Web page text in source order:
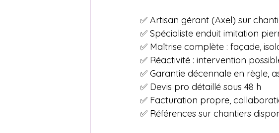
✅ Artisan gérant (Axel) sur
✅ Spécialiste enduit imitation
✅ Maîtrise complète : façade,
✅ Réactivité : intervention
✅ Garantie décennale en règle,
✅ Devis pro détaillé sous 48 h
✅ Facturation propre,
✅ Références sur chantiers